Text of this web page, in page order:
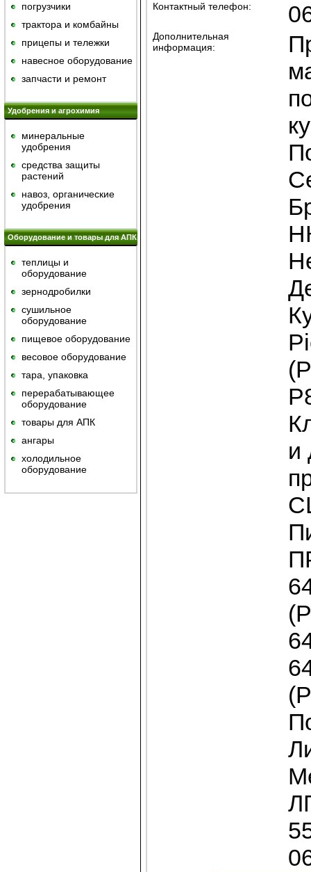
погрузчики
трактора и комбайны
прицепы и тележки
навесное оборудование
запчасти и ремонт
Удобрения и агрохимия
минеральные
удобрения
средства защиты
растений
навоз, органические
удобрения
Оборудование и товары для АПК
теплицы и
оборудование
зернодробилки
сушильное
оборудование
пищевое оборудование
весовое оборудование
тара, упаковка
перерабатывающее
оборудование
товары для АПК
ангары
холодильное
оборудование
Контактный телефон:
Дополнительная
информация:
и